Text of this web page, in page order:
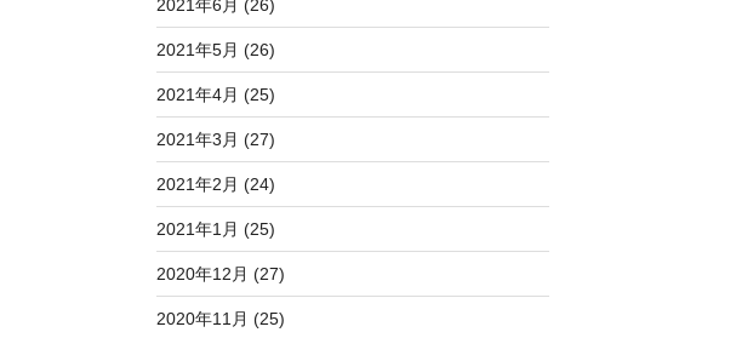
2021年6月 (26)
2021年5月 (26)
2021年4月 (25)
2021年3月 (27)
2021年2月 (24)
2021年1月 (25)
2020年12月 (27)
2020年11月 (25)